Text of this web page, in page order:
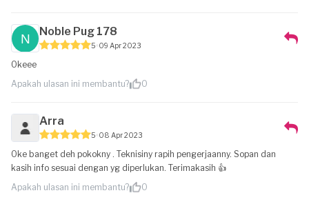
Noble Pug 178
5 09 Apr 2023
Okeee
Apakah ulasan ini membantu?
0
Arra
5 08 Apr 2023
Oke banget deh pokokny . Teknisiny rapih pengerjaanny. Sopan dan
kasih info sesuai dengan yg diperlukan. Terimakasih 👍
Apakah ulasan ini membantu?
0